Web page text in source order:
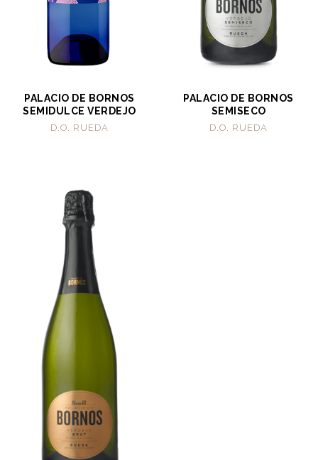
PALACIO DE BORNOS
SEMIDULCE VERDEJO
D.O. RUEDA
PALACIO DE BORNOS
SEMISECO
D.O. RUEDA